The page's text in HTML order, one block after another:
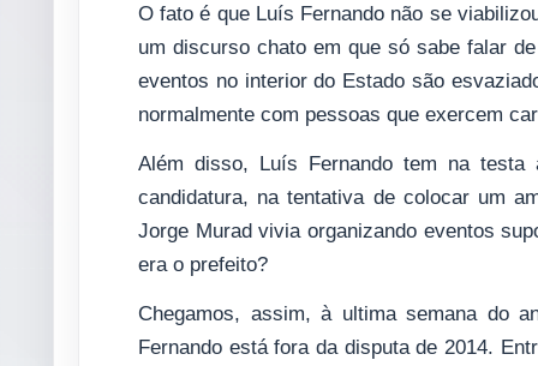
O fato é que Luís Fernando não se
um discurso chato em que só sabe falar
eventos no interior do Estado são
normalmente com pessoas que exercem
Além disso, Luís Fernando tem na
candidatura, na tentativa de colocar um
Jorge Murad vivia organizando eventos
era o prefeito?
Chegamos, assim, à ultima semana do
Fernando está fora da disputa de 2014.